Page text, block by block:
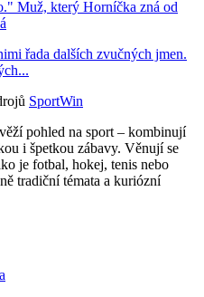
Muž, který Horníčka zná od
řada dalších zvučných jmen.
SportWin
pohled na sport – kombinují
i špetkou zábavy. Věnují se
je fotbal, hokej, tenis nebo
tradiční témata a kuriózní